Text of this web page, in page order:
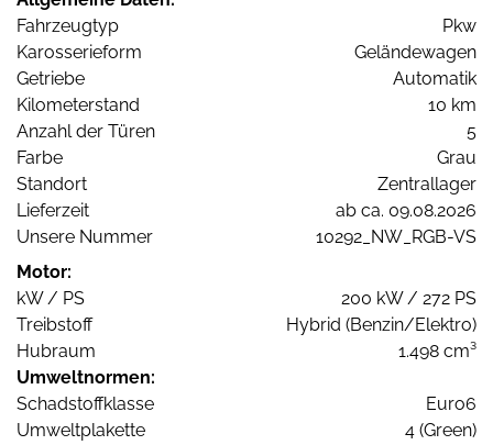
Fahrzeugtyp
Pkw
Karosserieform
Geländewagen
Getriebe
Automatik
Kilometerstand
10 km
Anzahl der Türen
5
Farbe
Grau
Standort
Zentrallager
Lieferzeit
ab ca. 09.08.2026
Unsere Nummer
10292_NW_RGB-VS
Motor:
kW / PS
200 kW / 272 PS
Treibstoff
Hybrid (Benzin/Elektro)
Hubraum
1.498 cm³
Umweltnormen:
Schadstoffklasse
Euro6
Umweltplakette
4 (Green)